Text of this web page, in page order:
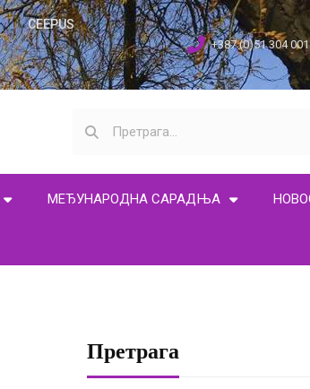
CEEPUS
+387 (0)51 304 001
МЕЂУНАРОДНА САРАДЊА
Претрага